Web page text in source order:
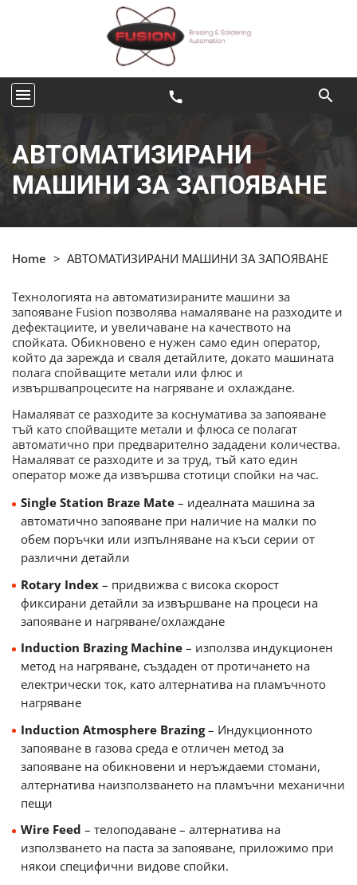
menu call search
АВТОМАТИЗИРАНИ
МАШИНИ ЗА ЗАПОЯВАНЕ
Home > АВТОМАТИЗИРАНИ МАШИНИ ЗА ЗАПОЯВАНЕ
Технологията на автоматизираните машини за
запояване Fusion позволява намаляване на разходите и
дефектациите, и увеличаване на качеството на
спойката. Обикновено е нужен само един оператор,
който да зарежда и сваля детайлите, докато машината
полага спойващите метали или флюс и
извършвапроцесите на нагряване и охлаждане.
Намаляват се разходите за коснуматива за запояване
тъй като спойващите метали и флюса се полагат
автоматично при предварително зададени количества.
Намаляват се разходите и за труд, тъй като един
оператор може да извършва стотици спойки на час.
Single Station Braze Mate– идеалната машина за
автоматично запояване при наличие на малки по
обем поръчки или изпълняване на къси серии от
различни детайли
Rotary Index– придвижва с висока скорост
фиксирани детайли за извършване на процеси на
запояване и нагряване/охлаждане
Induction Brazing Machine– използва индукционен
метод на нагряване, създаден от протичането на
електрически ток, като алтернатива на пламъчното
нагряване
Induction Atmosphere Brazing– Индукционното
запояване в газова среда е отличен метод за
запояване на обикновени и неръждаеми стомани,
алтернатива наизползването на пламъчни механични
пещи
Wire Feed – телоподаване – алтернатива на
използването на паста за запояване, приложимо при
някои специфични видове спойки.